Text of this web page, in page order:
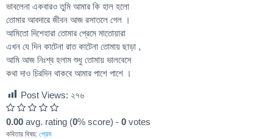
ভাবলেনা একবারও তুমি আমার কি হাল হলো
তোমার আবদারে জীবন আজ রসাতলে গেল ।
আমিতো দিশেহারা তোমার প্রেমে মাতোয়ারা
এখন যে দিন কাটেনা রাত কাটেনা তোমায় ছাড়া ,
আমি আজ নিঃশ্ব হলাম শুধু তোমায় ভালবেসে
কথা দাও চিরদিন থাকবে আমার পাশে পাশে ।
Post Views: ২৭৬
0.00 avg. rating (0% score) - 0 votes
কবিতার বিষয়: প্রেম